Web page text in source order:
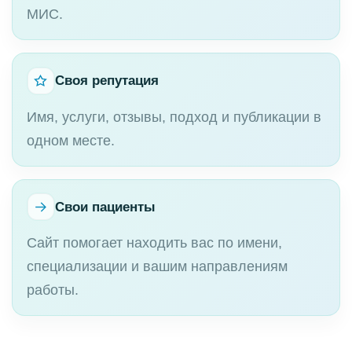
МИС.
Своя репутация
Имя, услуги, отзывы, подход и публикации в
одном месте.
Свои пациенты
Сайт помогает находить вас по имени,
специализации и вашим направлениям
работы.